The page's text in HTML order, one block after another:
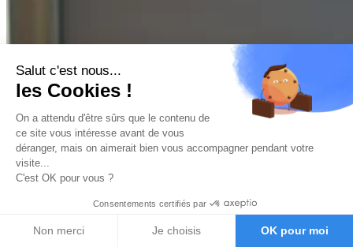
Salut c'est nous...
les Cookies !
On a attendu d'être sûrs que le contenu de
ce site vous intéresse avant de vous
déranger, mais on aimerait bien vous accompagner pendant votre
visite...
C'est OK pour vous ?
Consentements certifiés par
Non merci Je choisis OK pour moi